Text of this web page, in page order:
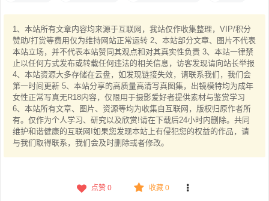
1、本站所有文章内容均来源于互联网，我站仅作收集整理，VIP/积分
赞助/打赏等费用仅为维持网站正常运转 2、本站部分文章、图片不代表
本站立场，并不代表本站赞同其观点和对其真实性负责 3、本站一律禁
止以任何方式发布或转载任何违法的相关信息，访客发现请向站长举报
4、本站资源大多存储在云盘，如发现链接失效，请联系我们，我们会
第一时间更新 5、本站分享的高质量高清写真图集，出镜模特均为成年
女性正常写真无R18内容，仅限用于摄影爱好者提供素材与鉴赏学习
6、本站所有文章、图片、资源等均为收集自互联网，版权归原作者所
有。仅作为个人学习、研究以及欣赏!请在下载后24小时内删除。共同
维护和谐健康的互联网!如果您发现本站上有侵犯您的权益的作品，请
与我们取得联系，我们会及时删除或者修改。
点赞 0 收藏 0